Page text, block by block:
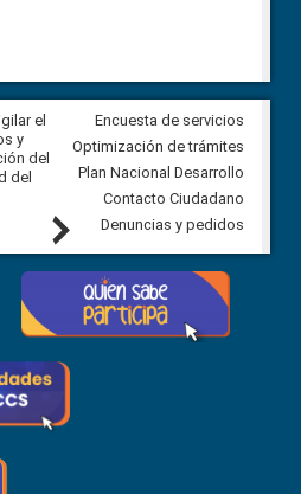
el
y
del
del
Veeduría Ciudadana para
construcción del asfaltado de
Ballenita del cantón Santa
7 agosto, 2026
Next
Encuesta de servicios
Optimización de trámites
Plan Nacional Desarrollo
Contacto Ciudadano
Denuncias y pedidos